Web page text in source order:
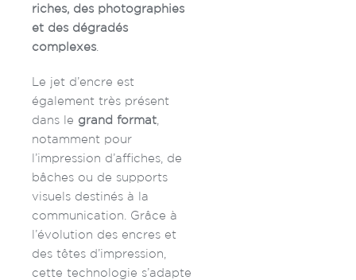
riches, des photographies
et des dégradés
complexes.
Le jet d’encre est
également très présent
dans le grand format,
notamment pour
l’impression d’affiches, de
bâches ou de supports
visuels destinés à la
communication. Grâce à
l’évolution des encres et
des têtes d’impression,
cette technologie s’adapte